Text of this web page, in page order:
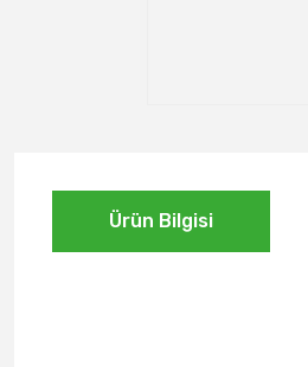
Ürün Bilgisi